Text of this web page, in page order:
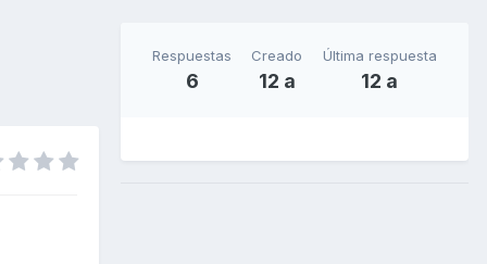
Respuestas
6
Creado
12 a
Última respuesta
12 a